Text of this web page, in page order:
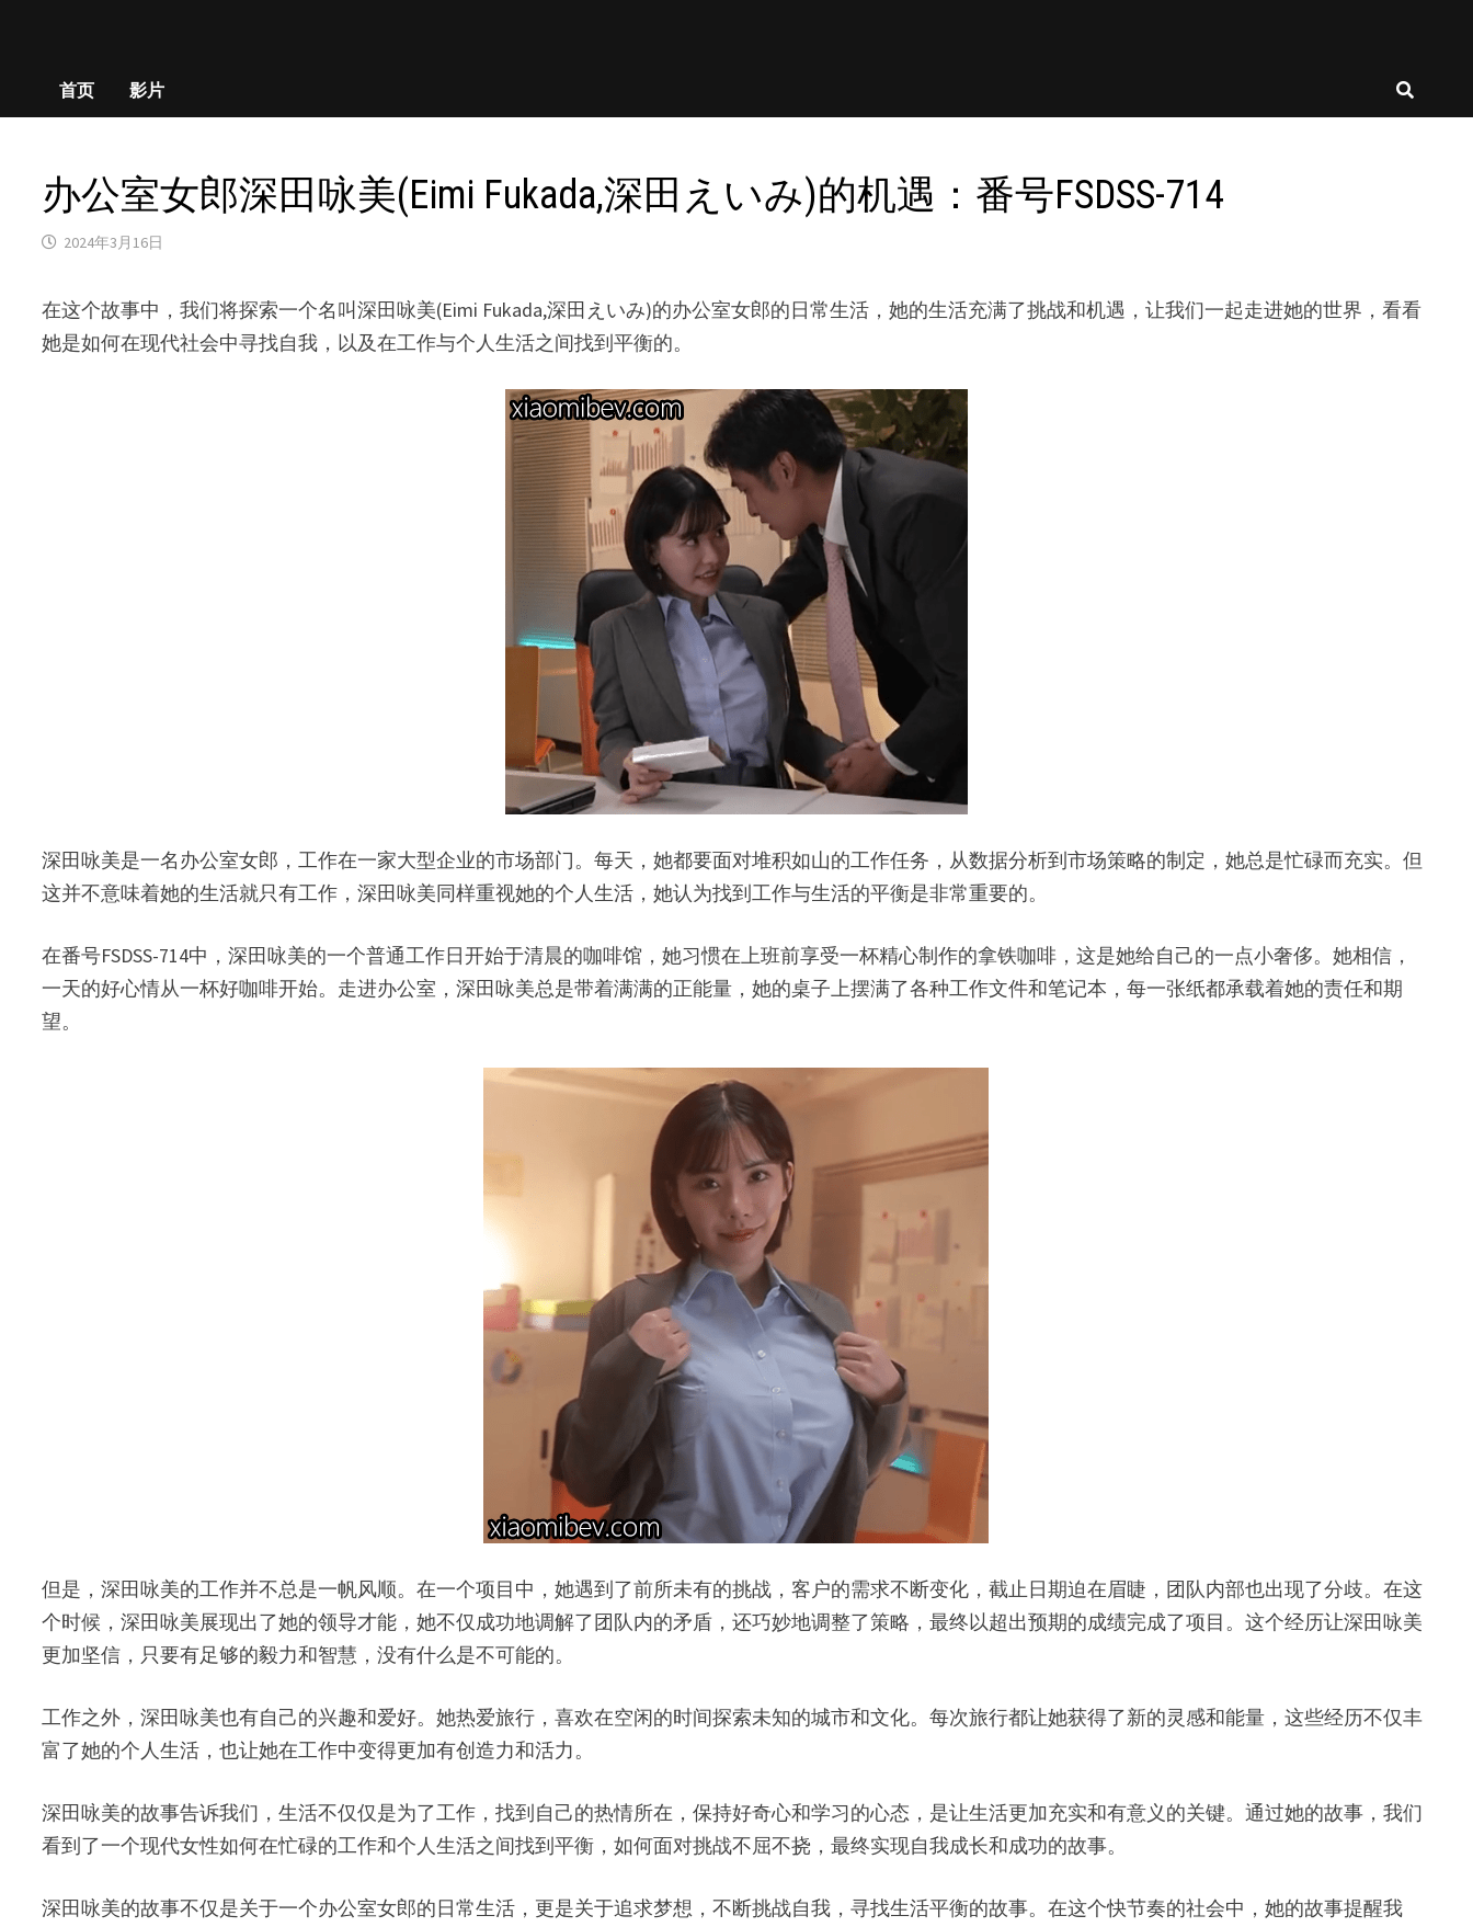
首页 影片
办公室女郎深田咏美(Eimi Fukada,深田えいみ)的机遇：番号FSDSS-714
2024年3月16日
在这个故事中，我们将探索一个名叫深田咏美(Eimi Fukada,深田えいみ)的办公室女郎的日常生活，她的生活充满了挑战和机遇，让我们一起走进她的世界，看看
她是如何在现代社会中寻找自我，以及在工作与个人生活之间找到平衡的。
深田咏美是一名办公室女郎，工作在一家大型企业的市场部门。每天，她都要面对堆积如山的工作任务，从数据分析到市场策略的制定，她总是忙碌而充实。但
这并不意味着她的生活就只有工作，深田咏美同样重视她的个人生活，她认为找到工作与生活的平衡是非常重要的。
在番号FSDSS-714中，深田咏美的一个普通工作日开始于清晨的咖啡馆，她习惯在上班前享受一杯精心制作的拿铁咖啡，这是她给自己的一点小奢侈。她相信，
一天的好心情从一杯好咖啡开始。走进办公室，深田咏美总是带着满满的正能量，她的桌子上摆满了各种工作文件和笔记本，每一张纸都承载着她的责任和期
望。
但是，深田咏美的工作并不总是一帆风顺。在一个项目中，她遇到了前所未有的挑战，客户的需求不断变化，截止日期迫在眉睫，团队内部也出现了分歧。在这
个时候，深田咏美展现出了她的领导才能，她不仅成功地调解了团队内的矛盾，还巧妙地调整了策略，最终以超出预期的成绩完成了项目。这个经历让深田咏美
更加坚信，只要有足够的毅力和智慧，没有什么是不可能的。
工作之外，深田咏美也有自己的兴趣和爱好。她热爱旅行，喜欢在空闲的时间探索未知的城市和文化。每次旅行都让她获得了新的灵感和能量，这些经历不仅丰
富了她的个人生活，也让她在工作中变得更加有创造力和活力。
深田咏美的故事告诉我们，生活不仅仅是为了工作，找到自己的热情所在，保持好奇心和学习的心态，是让生活更加充实和有意义的关键。通过她的故事，我们
看到了一个现代女性如何在忙碌的工作和个人生活之间找到平衡，如何面对挑战不屈不挠，最终实现自我成长和成功的故事。
深田咏美的故事不仅是关于一个办公室女郎的日常生活，更是关于追求梦想，不断挑战自我，寻找生活平衡的故事。在这个快节奏的社会中，她的故事提醒我